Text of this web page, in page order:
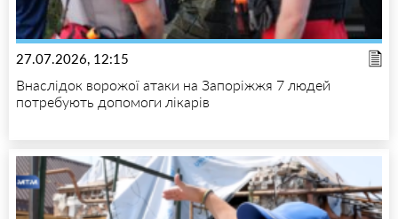
27.07.2026, 12:15
Внаслідок ворожої атаки на Запоріжжя 7 людей
потребують допомоги лікарів